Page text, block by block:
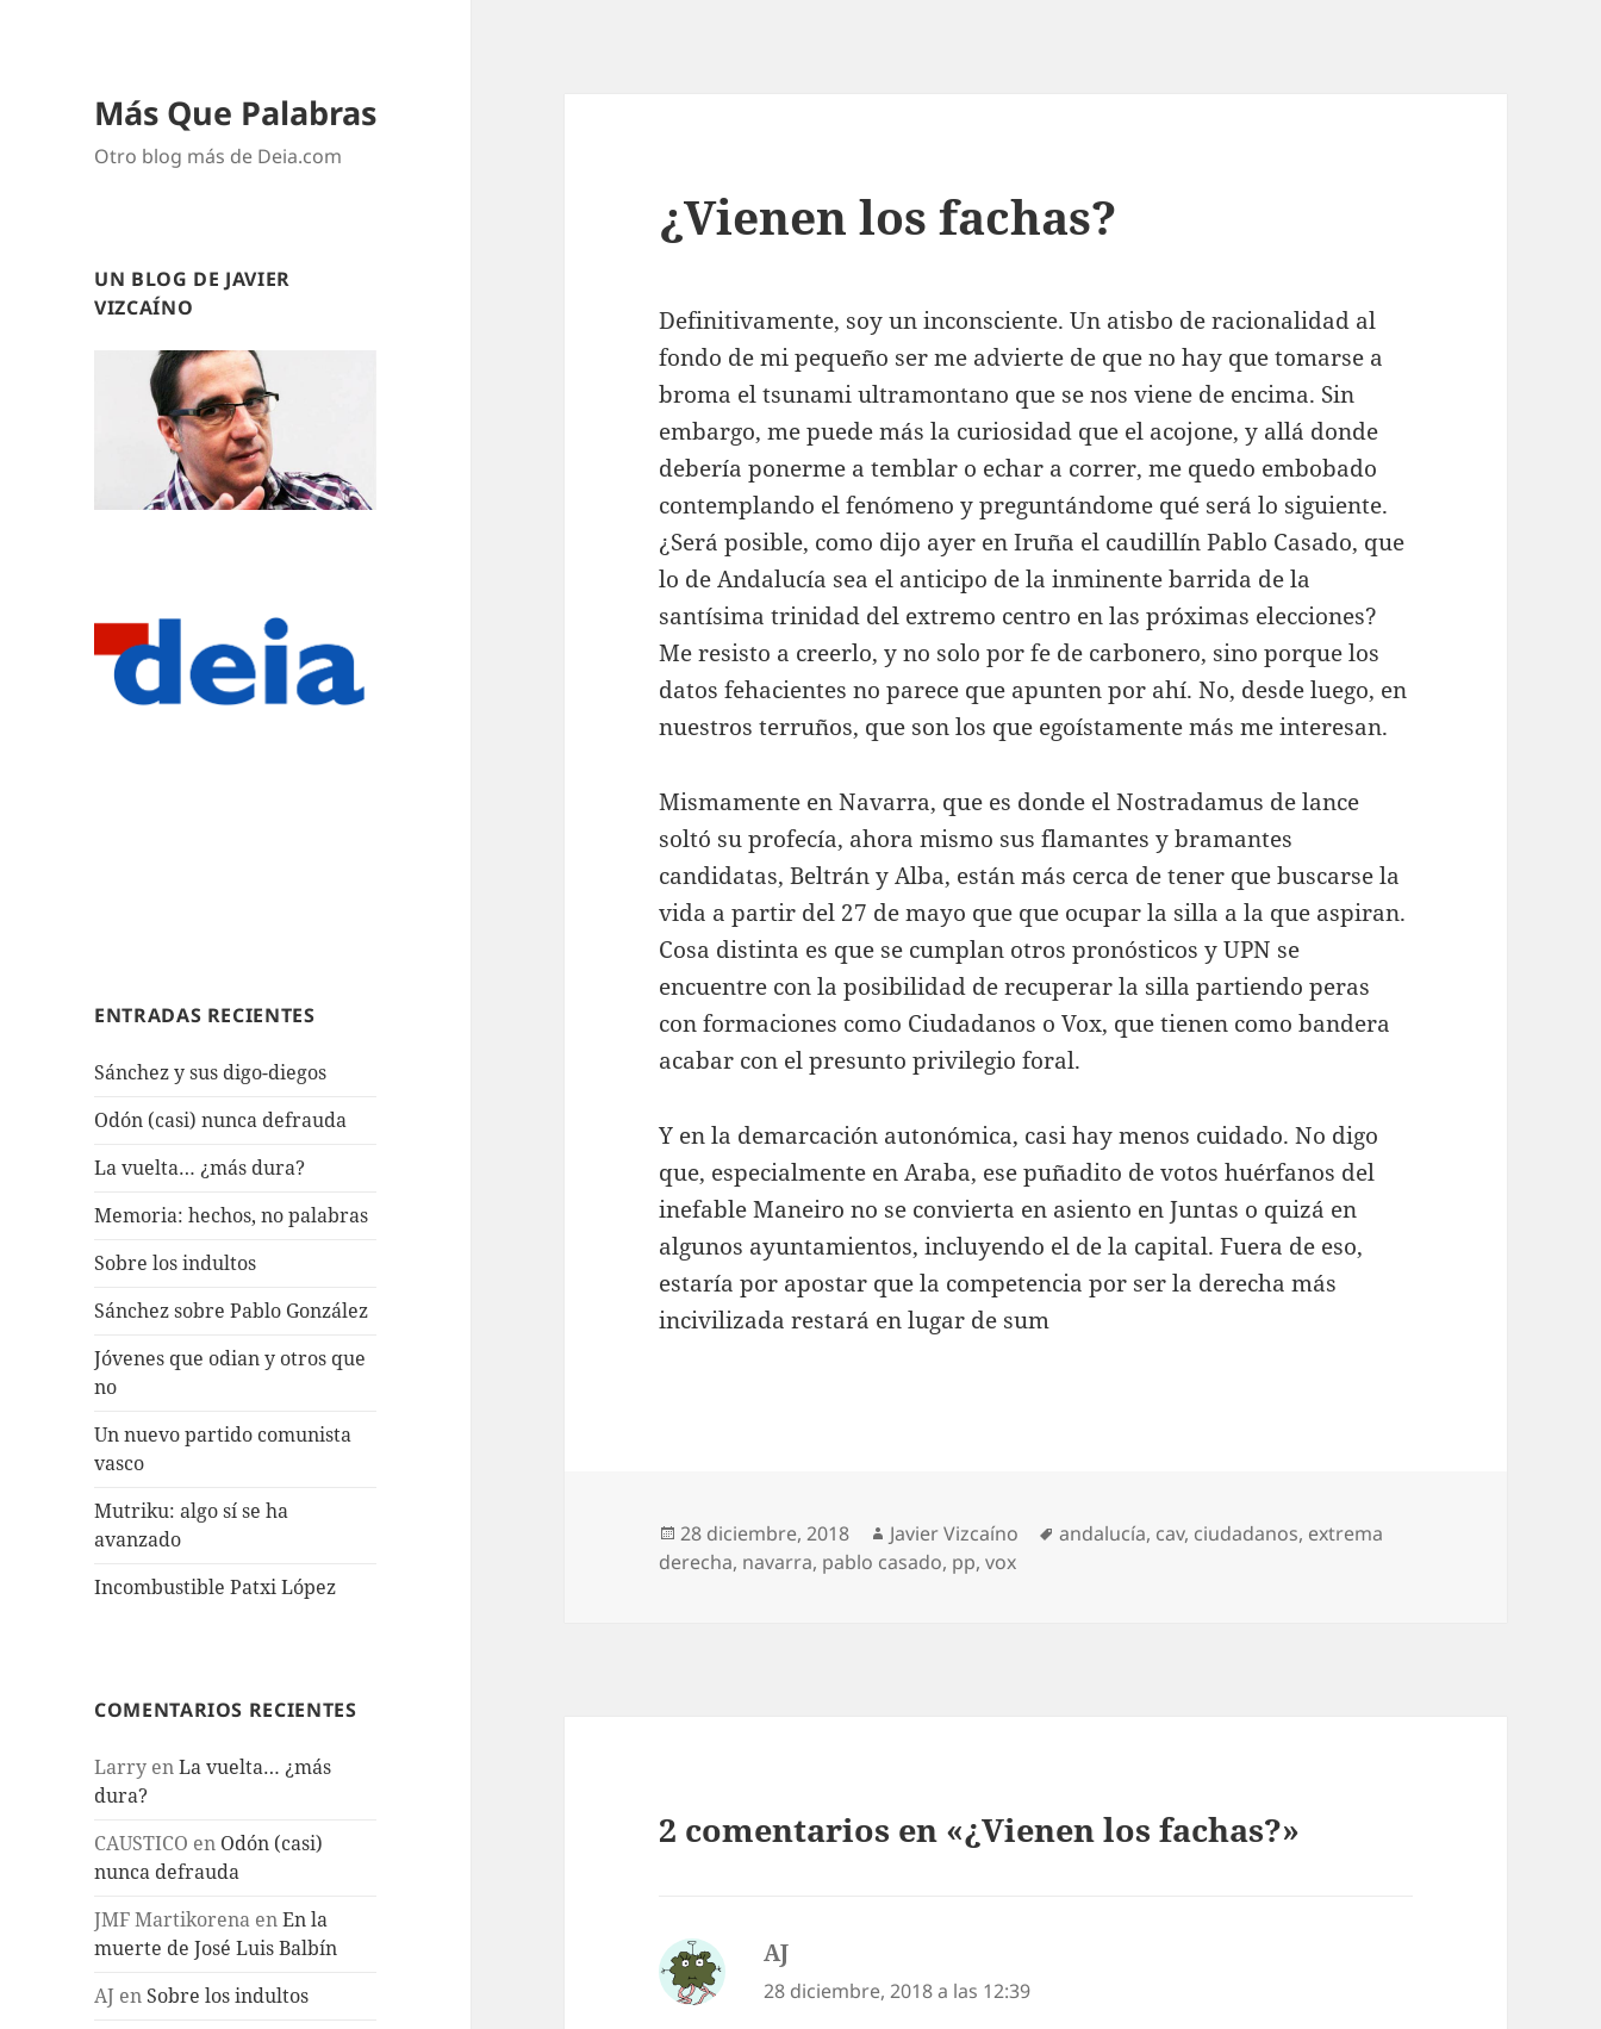
Más Que Palabras
Otro blog más de Deia.com
UN BLOG DE JAVIER
VIZCAÍNO
ENTRADAS RECIENTES
Sánchez y sus digo-diegos
Odón (casi) nunca defrauda
La vuelta… ¿más dura?
Memoria: hechos, no palabras
Sobre los indultos
Sánchez sobre Pablo González
Jóvenes que odian y otros que
no
Un nuevo partido comunista
vasco
Mutriku: algo sí se ha
avanzado
Incombustible Patxi López
COMENTARIOS RECIENTES
Larry enLa vuelta… ¿más
dura?
CAUSTICO en Odón (casi)
nunca defrauda
JMF Martikorena enEn la
muerte de José Luis Balbín
AJ en Sobre los indultos
¿Vienen los fachas?
Definitivamente, soy un inconsciente. Un atisbo de racionalidad al
fondo de mi pequeño ser me advierte de que no hay que tomarse a
broma el tsunami ultramontano que se nos viene de encima. Sin
embargo, me puede más la curiosidad que el acojone, y allá donde
debería ponerme a temblar o echar a correr, me quedo embobado
contemplando el fenómeno y preguntándome qué será lo siguiente.
¿Será posible, como dijo ayer en Iruña el caudillín Pablo Casado, que
lo de Andalucía sea el anticipo de la inminente barrida de la
santísima trinidad del extremo centro en las próximas elecciones?
Me resisto a creerlo, y no solo por fe de carbonero, sino porque los
datos fehacientes no parece que apunten por ahí. No, desde luego, en
nuestros terruños, que son los que egoístamente más me interesan.
Mismamente en Navarra, que es donde el Nostradamus de lance
soltó su profecía, ahora mismo sus flamantes y bramantes
candidatas, Beltrán y Alba, están más cerca de tener que buscarse la
vida a partir del 27 de mayo que que ocupar la silla a la que aspiran.
Cosa distinta es que se cumplan otros pronósticos y UPN se
encuentre con la posibilidad de recuperar la silla partiendo peras
con formaciones como Ciudadanos o Vox, que tienen como bandera
acabar con el presunto privilegio foral.
Y en la demarcación autonómica, casi hay menos cuidado. No digo
que, especialmente en Araba, ese puñadito de votos huérfanos del
inefable Maneiro no se convierta en asiento en Juntas o quizá en
algunos ayuntamientos, incluyendo el de la capital. Fuera de eso,
estaría por apostar que la competencia por ser la derecha más
incivilizada restará en lugar de sum
Publicado
el
28 diciembre, 2018 Autor
Javier Vizcaíno Etiquetas
andalucía, cav, ciudadanos, extrema
derecha, navarra, pablo casado, pp,vox
2 comentarios en «¿Vienen los fachas?»
AJ
28 diciembre, 2018 a las 12:39